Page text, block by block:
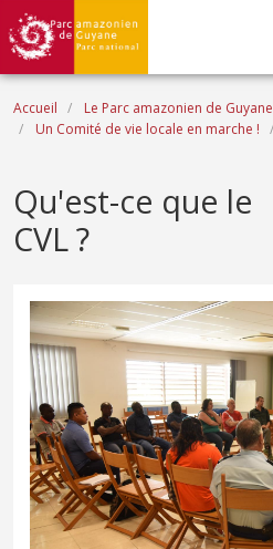
Aller au contenu principal
Fil d'Ariane
Accueil Le Parc amazonien de Guyane
Un Comité de vie locale en marche !
Qu'est-ce que le
CVL ?